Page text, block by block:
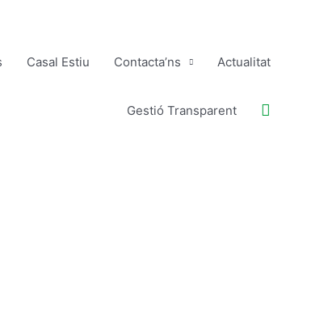
Casal Estiu Contacta’ns Actualitat
Gestió Transparent Buscar